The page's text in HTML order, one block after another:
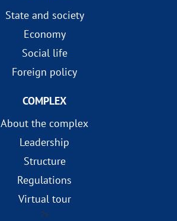
State and society
Economy
Social life
Foreign policy
COMPLEX
About the complex
Leadership
Structure
Regulations
Virtual tour
?>